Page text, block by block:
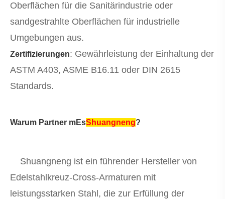
Oberflächen für die Sanitärindustrie oder
sandgestrahlte Oberflächen für industrielle
Umgebungen aus.
Zertifizierungen: Gewährleistung der Einhaltung der
ASTM A403, ASME B16.11 oder DIN 2615
Standards.
Warum Partner mEsShuangneng?
Shuangneng ist ein führender Hersteller von
Edelstahlkreuz-Cross-Armaturen mit
leistungsstarken Stahl, die zur Erfüllung der